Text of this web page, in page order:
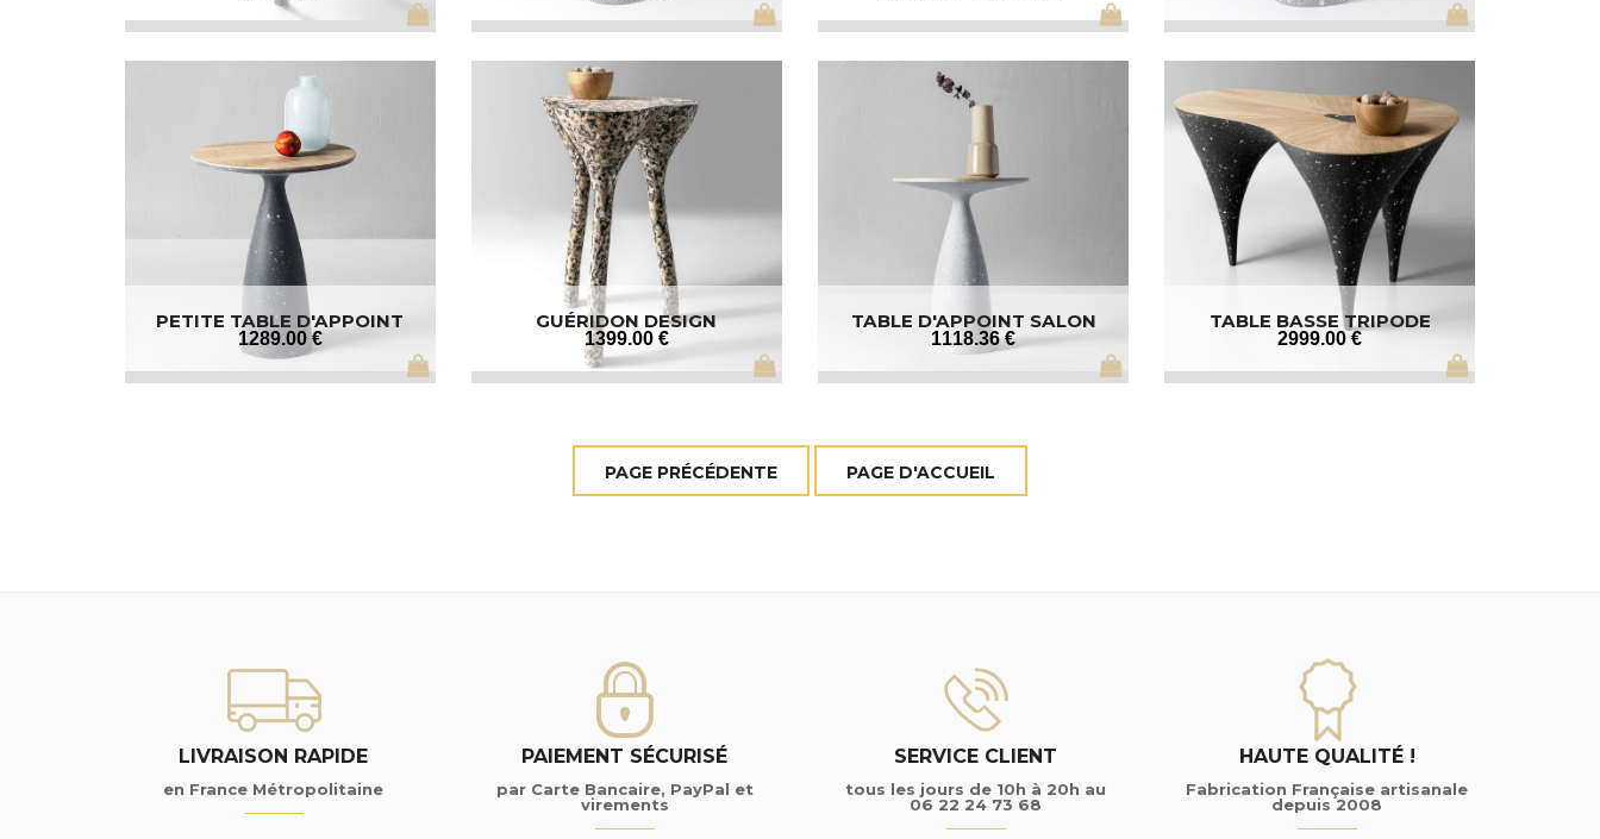
PETITE TABLE D'APPOINT
1289.00 €
GUÉRIDON DESIGN
1399.00 €
TABLE D'APPOINT SALON
1118.36 €
TABLE BASSE TRIPODE
2999.00 €
LIVRAISON RAPIDE
en France Métropolitaine
PAIEMENT SÉCURISÉ
par Carte Bancaire, PayPal et
virements
SERVICE CLIENT
tous les jours de 10h à 20h au
06 22 24 73 68
HAUTE QUALITÉ !
Fabrication Française artisanale
depuis 2008